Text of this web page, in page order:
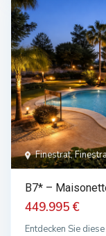
Finestrat,
B7* –
449.995 €
Entdecken Sie